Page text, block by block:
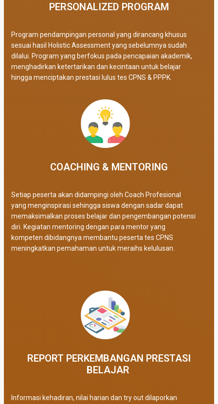
PERSONALIZED PROGRAM​
Program pendampingan personal yang dirancang khusus
sesuai hasil Holistic Assessment yang sebelumnya sudah
dilalui. Program yang berfokus pada pencapaian akademik,
menghadirkan ketertarikan dan kecintaan untuk belajar
hingga menciptakan prestasi lulus tes CPNS & PPPK.
COACHING & MENTORING
Setiap peserta akan didampingi oleh Coach Profesional
yang menginspirasi sehingga siswa dengan sadar dapat
memaksimalkan proses belajar dan pengembangan potensi
diri. Kegiatan mentoring dengan para mentor yang
kompeten dibidangnya membantu peserta tes CPNS
meningkatkan pemahaman untuk meraihs kelulusan.
REPORT PERKEMBANGAN PRESTASI
BELAJAR ​
Informasi kehadiran, nilai harian dan try out dilaporkan